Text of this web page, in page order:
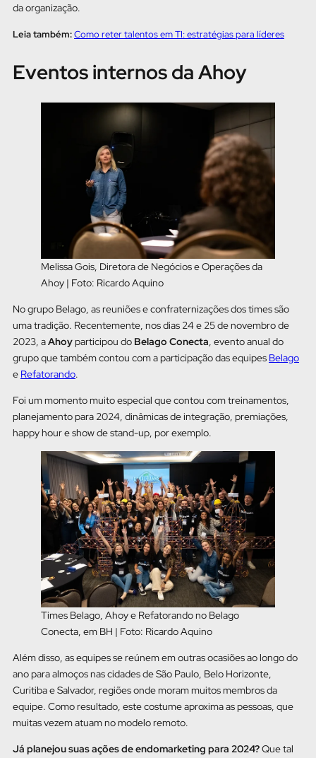
da organização.
Leia também:Como reter talentos em TI: estratégias para líderes
Eventos internos da Ahoy
Melissa Gois, Diretora de Negócios e Operações da
Ahoy | Foto: Ricardo Aquino
No grupo Belago, as reuniões e confraternizações dos times são
uma tradição. Recentemente, nos dias 24 e 25 de novembro de
2023, aAhoyparticipou do Belago Conecta, evento anual do
grupo que também contou com a participação das equipes Belago
e Refatorando.
Foi um momento muito especial que contou com treinamentos,
planejamento para 2024, dinâmicas de integração, premiações,
happy hour e show de stand-up, por exemplo.
Times Belago, Ahoy e Refatorando no Belago
Conecta, em BH | Foto: Ricardo Aquino
Além disso, as equipes se reúnem em outras ocasiões ao longo do
ano para almoços nas cidades de São Paulo, Belo Horizonte,
Curitiba e Salvador, regiões onde moram muitos membros da
equipe. Como resultado, este costume aproxima as pessoas, que
muitas vezem atuam no modelo remoto.
Já planejou suas ações de endomarketing para 2024?Que tal